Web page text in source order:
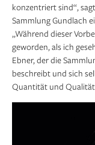
konzentriert sind“,
Sammlung Gundlach
„Während dieser
geworden, als ich
Ebner, der die
beschreibt und sich
Quantität und